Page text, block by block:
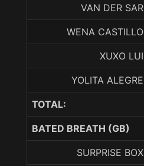
VAN DER SAR
WENA CASTILLO
XUXO LUI
YOLITA ALEGRE
TOTAL:
BATED BREATH (GB)
SURPRISE BOX